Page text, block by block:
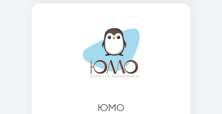
ЮМО